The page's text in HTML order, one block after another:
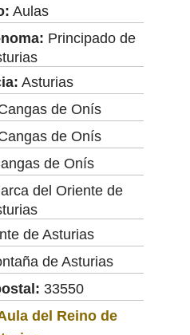
Aulas
Principado de
Asturias
de Onís
de Onís
de Onís
del Oriente de
de Asturias
de Asturias
33550
del Reino de